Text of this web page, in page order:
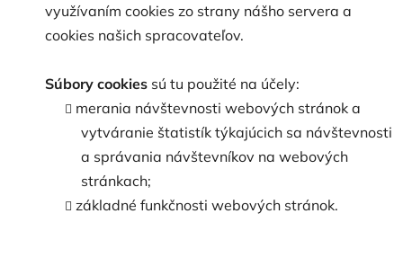
využívaním cookies zo strany nášho servera a
cookies našich spracovateľov.
Súbory cookies sú tu použité na účely:
merania návštevnosti webových stránok a
vytváranie štatistík týkajúcich sa návštevnosti
a správania návštevníkov na webových
stránkach;
základné funkčnosti webových stránok.